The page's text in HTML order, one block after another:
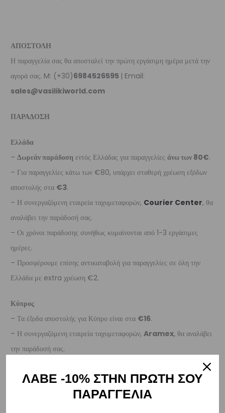
ΑΠΟΣΤΟΛΗ
Η παραγγελία σας θα αποσταλεί την πρώτη εργάσιμη ημέρα μετά την
αγορά σας. M: (+30)6984526595 | Email:
sales@vasilikiworld.com
ΠΑΡΑΔΟΣΗ
Ελλάδα
– Δωρεάν παράδοση εντός Ελλάδας για παραγγελίες άνω των 80€.
– Για παραγγελίες κάτω των €80, υπάρχει σταθερή χρέωση εξόδων
αποστολής στα €3.
– Η συνεργαζόμενη εταιρεία ταχυμεταφορών, Courier Center, θα
αναλάβει την παράδοσή σας.
– Οι χρόνοι παράδοσης συνήθως κυμαίνονται από 1-3 εργάσιμες
ημέρες.
– Προσφέρουμε επίσης αντικαταβολή για παραγγελίες σε όλη την
Ελλάδα με extra χρέωση €2.
Κύπρος
– Τα έξοδα αποστολής για Κύπρο είναι στα €16.
– Η συνεργαζόμενη εταιρεία ταχυμεταφορών, Aramex, θα αναλάβει
την παράδοσή σας.
ημέρες.
ΛΑΒΕ -10% ΣΤΗΝ ΠΡΩΤΗ ΣΟΥ
ΠΑΡΑΓΓΕΛΙΑ